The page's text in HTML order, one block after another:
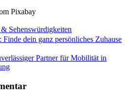
Pixabay
Sehenswürdigkeiten
dein ganz persönliches Zuhause
Partner für Mobilität in